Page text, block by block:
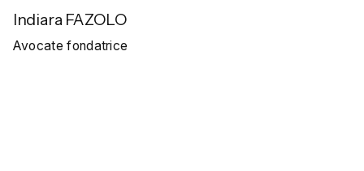
Indiara FAZOLO
Avocate fondatrice